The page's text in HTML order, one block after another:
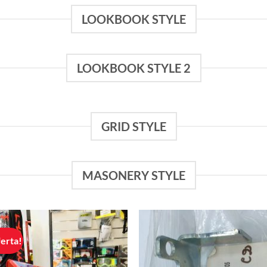
LOOKBOOK STYLE
LOOKBOOK STYLE 2
GRID STYLE
MASONERY STYLE
Aggiungi
alla lista
dei
alla